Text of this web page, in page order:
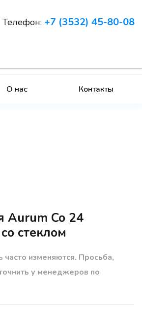
Телефон: +7 (3532) 45-80-08
О нас Контакты
Aurum Co 24
стеклом
изменяются. Просьба,
у менеджеров по